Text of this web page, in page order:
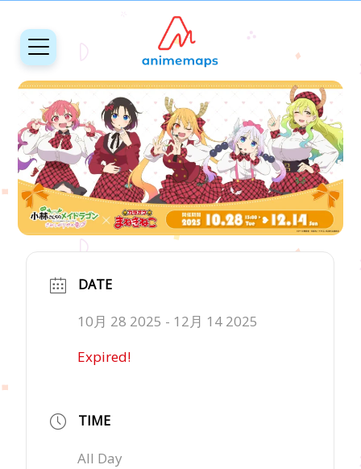
DATE
10月 28 2025 - 12月 14 2025
Expired!
TIME
All Day